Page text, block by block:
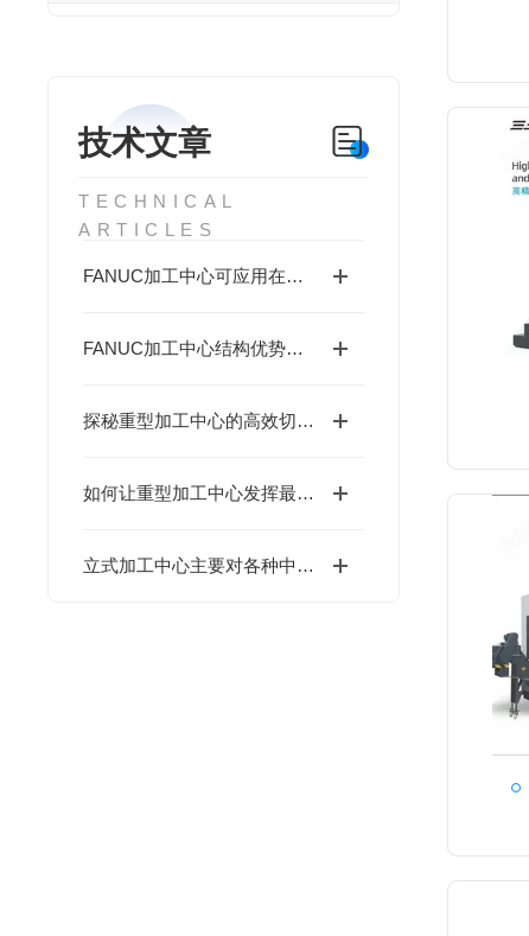
技术文章
TECHNICAL
ARTICLES
FANUC加工中心可应用在哪些方面
FANUC加工中心结构优势科普
探秘重型加工中心的高效切削奥秘
如何让重型加工中心发挥最大效能？
立式加工中心主要对各种中、小型模具以及精密零件等进行数控加工